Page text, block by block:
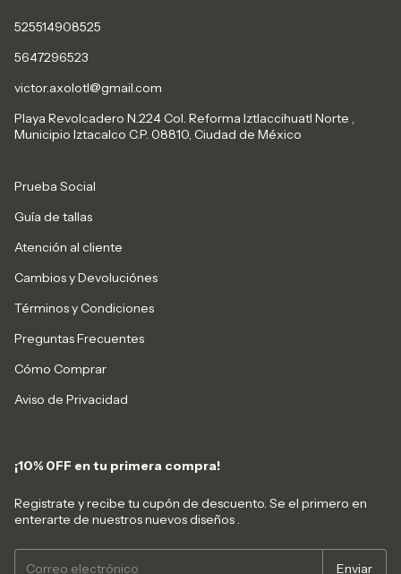
525514908525
5647296523
victor.axolotl@gmail.com
Playa Revolcadero N.224 Col. Reforma Iztlaccihuatl Norte ,
Municipio Iztacalco C.P. 08810, Ciudad de México
Prueba Social
Guía de tallas
Atención al cliente
Cambios y Devoluciónes
Términos y Condiciones
Preguntas Frecuentes
Cómo Comprar
Aviso de Privacidad
¡10% 0FF en tu primera compra!
Registrate y recibe tu cupón de descuento. Se el primero en
enterarte de nuestros nuevos diseños .